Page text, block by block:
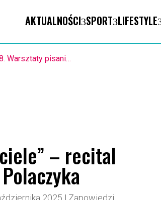
AKTUALNOŚCI SPORT LIFESTYLE
Warsztaty pisania ikon w Pałacu Lipskich
– recital
2025 | Zapowiedzi